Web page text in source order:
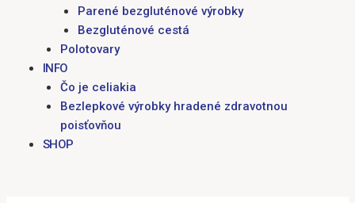
Parené bezgluténové výrobky
Bezgluténové cestá
Polotovary
INFO
Čo je celiakia
Bezlepkové výrobky hradené zdravotnou
poisťovňou
SHOP